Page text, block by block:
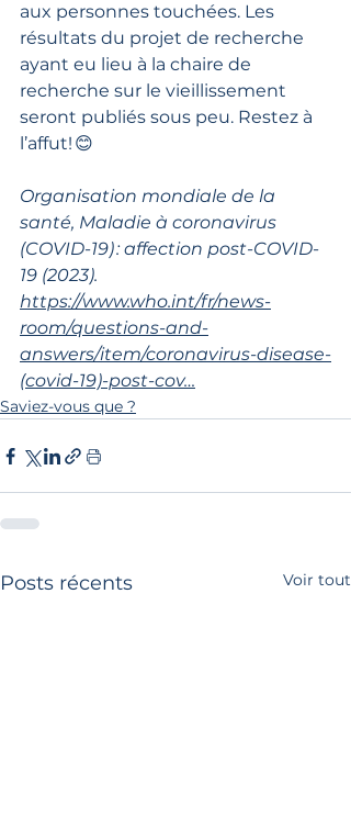
aux personnes touchées. Les
résultats du projet de recherche
ayant eu lieu à la chaire de
recherche sur le vieillissement
seront publiés sous peu. Restez à
l’affut! 😊
Organisation mondiale de la
santé, Maladie à coronavirus
(COVID-19) : affection post-COVID-
19 (2023).
https://www.who.int/fr/news-
room/questions-and-
answers/item/coronavirus-disease-
(covid-19)-post-cov…
Saviez-vous que ?
Posts récents Voir tout